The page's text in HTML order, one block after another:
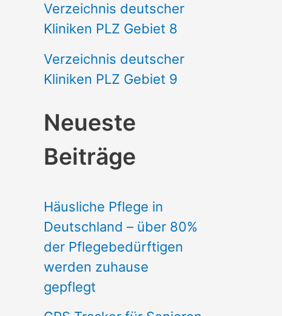
Verzeichnis deutscher
Kliniken PLZ Gebiet 8
Verzeichnis deutscher
Kliniken PLZ Gebiet 9
Neueste
Beiträge
Häusliche Pflege in
Deutschland – über 80%
der Pflegebedürftigen
werden zuhause
gepflegt